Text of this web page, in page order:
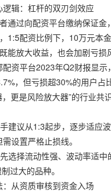
辑：杠杆的双刃剑效应
通过向配资平台缴纳保证金
1:5配资比例下，10万元本
能放大收益，也会加剧亏损
资平台2023年Q2财报显示
，但亏损超30%的用户占
更是风险放大器”的行业共识
建议从1:3起步，逐步适应
设置严格止损线。
选择流动性强、波动率适中
过大的品种。
从资质审核到资金入场